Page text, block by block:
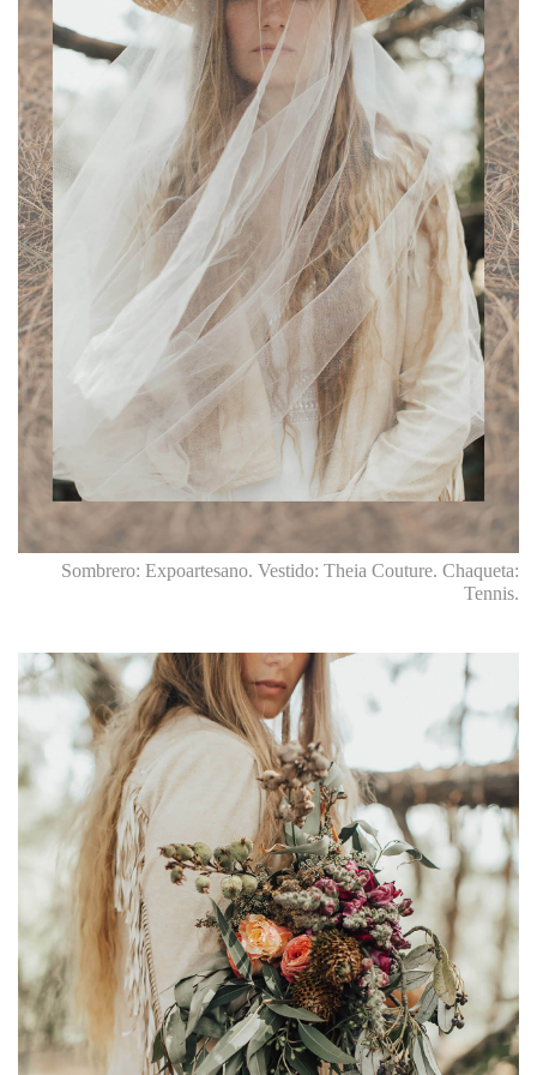
Sombrero: Expoartesano. Vestido: Theia Couture. Chaqueta:
Tennis.